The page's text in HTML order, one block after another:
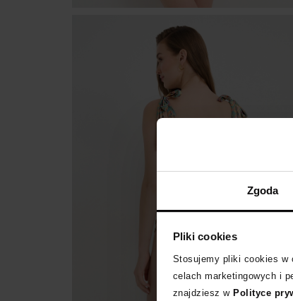
Zgoda
Pliki cookies
Stosujemy pliki cookies w
celach marketingowych i
znajdziesz w Polityce